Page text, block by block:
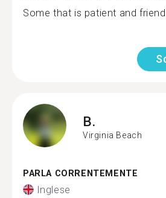
Some that is patient and
B.
Virginia Beach
PARLA CORRENTEMENTE
Inglese